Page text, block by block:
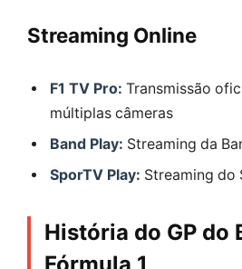
Streaming Online
F1 TV Pro: Transmissão
múltiplas câmeras
Band Play: Streaming da
SporTV Play: Streaming do
História do GP do